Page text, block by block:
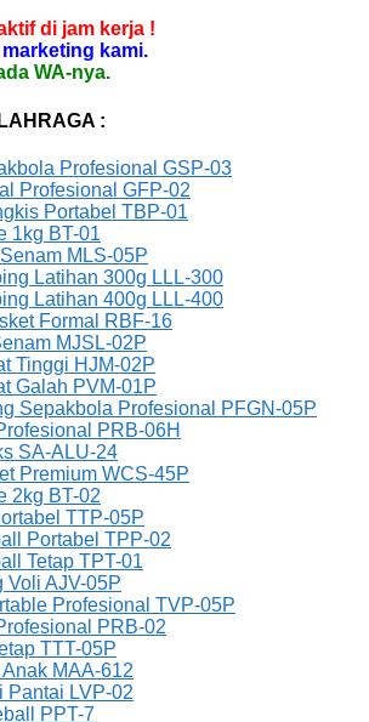
di jam kerja !
kami.
WA-nya.
:
Profesional GSP-03
Profesional GFP-02
Portabel TBP-01
1kg BT-01
MLS-05P
Latihan 300g LLL-300
Latihan 400g LLL-400
Formal RBF-16
MJSL-02P
Tinggi HJM-02P
Galah PVM-01P
Sepakbola Profesional PFGN-05P
PRB-06H
SA-ALU-24
Premium WCS-45P
2kg BT-02
TTP-05P
Portabel TPP-02
Tetap TPT-01
Voli AJV-05P
Profesional TVP-05P
PRB-02
TTT-05P
MAA-612
Pantai LVP-02
PPT-7